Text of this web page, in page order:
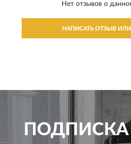
Нет отзывов о
НАПИСАТЬ ОТЗЫВ
ПОДПИСКА